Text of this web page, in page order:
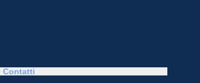
Contatti